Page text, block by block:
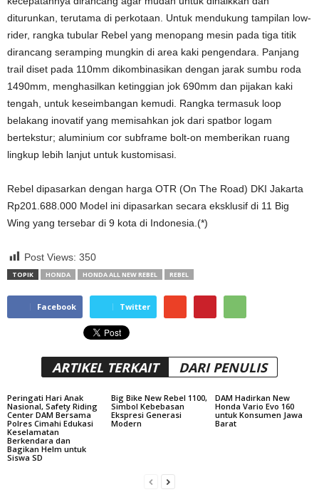
diturunkan, terutama di perkotaan. Untuk mendukung tampilan low-
rider, rangka tubular Rebel yang menopang mesin pada tiga titik
dirancang seramping mungkin di area kaki pengendara. Panjang
trail diset pada 110mm dikombinasikan dengan jarak sumbu roda
1490mm, menghasilkan ketinggian jok 690mm dan pijakan kaki
tengah, untuk keseimbangan kemudi. Rangka termasuk loop
belakang inovatif yang memisahkan jok dari spatbor logam
bertekstur; aluminium cor subframe bolt-on memberikan ruang
lingkup lebih lanjut untuk kustomisasi.
Rebel dipasarkan dengan harga OTR (On The Road) DKI Jakarta
Rp201.688.000 Model ini dipasarkan secara eksklusif di 11 Big
Wing yang tersebar di 9 kota di Indonesia.(*)
Post Views: 350
TOPIK HONDA HONDA ALL NEW REBEL REBEL
Facebook Twitter
ARTIKEL TERKAIT DARI PENULIS
Peringati Hari Anak
Nasional, Safety Riding
Center DAM Bersama
Polres Cimahi Edukasi
Keselamatan
Berkendara dan
Bagikan Helm untuk
Siswa SD
Big Bike New Rebel 1100,
Simbol Kebebasan
Ekspresi Generasi
Modern
DAM Hadirkan New
Honda Vario Evo 160
untuk Konsumen Jawa
Barat